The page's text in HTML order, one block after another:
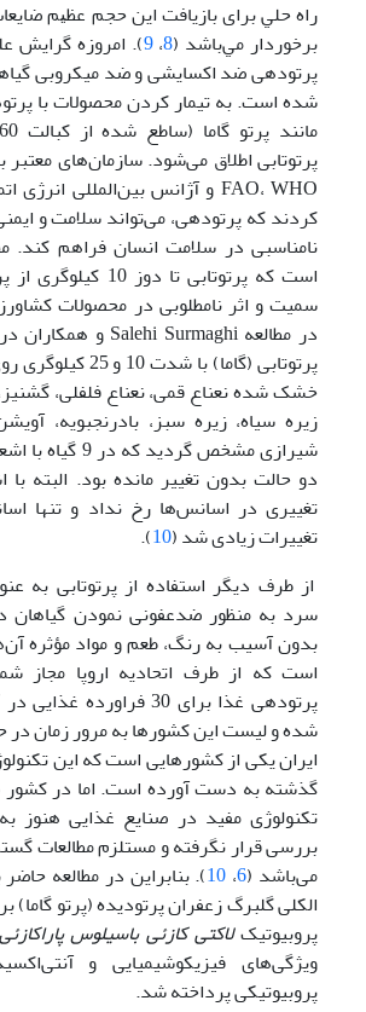
راه ﺣﻠﻲ ﺑﺮای ﺑﺎزﻳﺎﻓﺖ اﻳﻦ ﺣﺠﻢ ﻋﻈﻴﻢ
ﺑﺮﺧﻮردار ﻣﻲ‌ﺑﺎﺷﺪ (8،9). امروزه گرایش
پرتودهی ضد اکسایشی و ضد میکروبی
شده است. به تیمار کردن محصولات با
پرتوتابی اطلاق می‌شود. سازمان‌های
کردند که پرتودهی، می‌تواند سلامت و
نامناسبی در سلامت انسان فراهم کند.
است که پرتوتابی تا
سمیت و اثر نامطلوبی در محصولات
خشک شده نعناع قمی، نعناع فلفلی، گشنیز،
زیره سیاه، زیره سبز، بادرنجبویه،
تغییری در اسانس‌ها رخ نداد و تنها
تغییرات زیادی شد (10
).
از طرف دیگر استفاده از پرتوتابی به
سرد به منظور ضدعفونی نمودن گیاهان
بدون آسیب به رنگ، طعم و مواد مؤثره
است که از طرف اتحادیه اروپا مجاز
شده و لیست این کشورها به مرور زمان
ایران یکی از کشورهایی است که این
گذشته به دست آورده است. اما در کشور
تکنولوژی مفید در صنایع غذایی هنوز
بررسی قرار نگرفته و مستلزم مطالعات
می‌باشد (6، 10). بنابراین در مطالعه
الکلی گلبرگ زعفران پرتودیده (پرتو گاما)
پروبیوتیک‌لاکتی کازئی باسیلوس پاراکازئی
ویژگی‌های فیزیکوشیمیایی و
پروبیوتیکی پرداخته شد.